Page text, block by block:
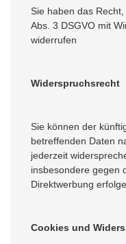
Sie haben das
Abs. 3 DSGVO mit
widerrufen
Widerspruchsrecht
Sie können der
betreffenden Daten
jederzeit
insbesondere gegen
Direktwerbung
Cookies und